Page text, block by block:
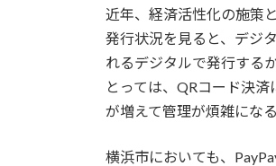
近年、経済活性化の施策
発行状況を見ると、デジ
れるデジタルで発行する
とっては、QRコード決
が増えて管理が煩雑にな
横浜市においても、